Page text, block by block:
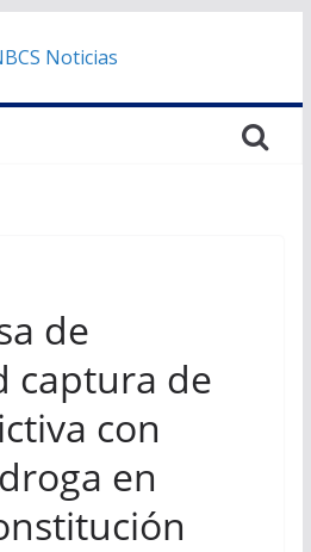
de
captura de
con
en